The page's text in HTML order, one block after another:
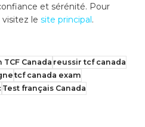
et sérénité. Pour
le site principal.
Canada reussir tcf canada
tcf canada exam
Test français Canada